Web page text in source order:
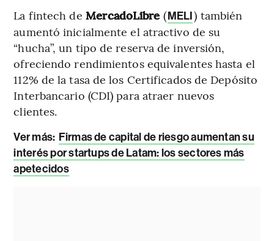
La fintech de MercadoLibre (MELI) también
aumentó inicialmente el atractivo de su
“hucha”, un tipo de reserva de inversión,
ofreciendo rendimientos equivalentes hasta el
112% de la tasa de los Certificados de Depósito
Interbancario (CDI) para atraer nuevos
clientes.
Ver más: Firmas de capital de riesgo aumentan su
interés por startups de Latam: los sectores más
apetecidos